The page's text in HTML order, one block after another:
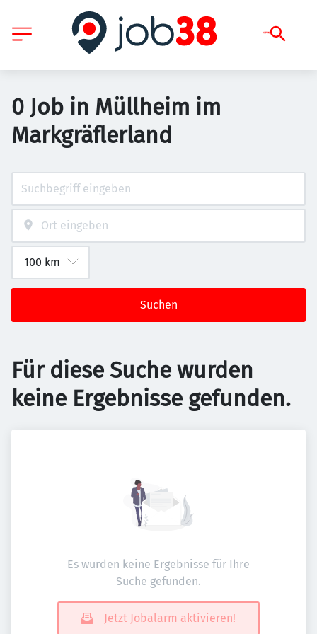
0 Job in Müllheim im
Markgräflerland
Suchen
Für diese Suche wurden
keine Ergebnisse gefunden.
Es wurden keine Ergebnisse für Ihre
Suche gefunden.
Jetzt Jobalarm aktivieren!